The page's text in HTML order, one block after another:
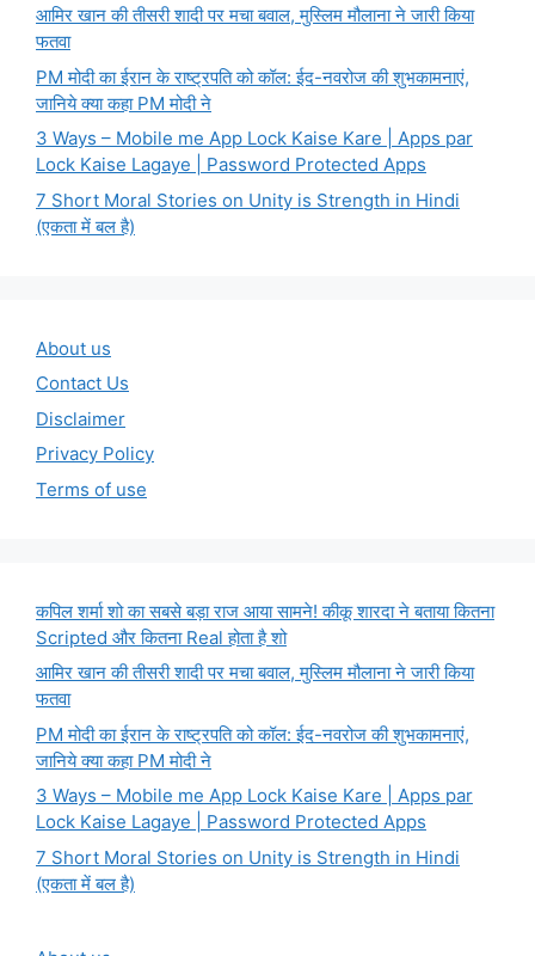
आमिर खान की तीसरी शादी पर मचा बवाल, मुस्लिम मौलाना ने जारी किया
फतवा
PM मोदी का ईरान के राष्ट्रपति को कॉल: ईद-नवरोज की शुभकामनाएं,
जानिये क्या कहा PM मोदी ने
3 Ways – Mobile me App Lock Kaise Kare | Apps par
Lock Kaise Lagaye | Password Protected Apps
7 Short Moral Stories on Unity is Strength in Hindi
(एकता में बल है)
About us
Contact Us
Disclaimer
Privacy Policy
Terms of use
कपिल शर्मा शो का सबसे बड़ा राज आया सामने! कीकू शारदा ने बताया कितना
Scripted और कितना Real होता है शो
आमिर खान की तीसरी शादी पर मचा बवाल, मुस्लिम मौलाना ने जारी किया
फतवा
PM मोदी का ईरान के राष्ट्रपति को कॉल: ईद-नवरोज की शुभकामनाएं,
जानिये क्या कहा PM मोदी ने
3 Ways – Mobile me App Lock Kaise Kare | Apps par
Lock Kaise Lagaye | Password Protected Apps
7 Short Moral Stories on Unity is Strength in Hindi
(एकता में बल है)